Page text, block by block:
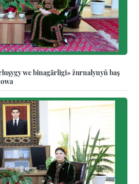
we binagärligi» žurnalynyň baş